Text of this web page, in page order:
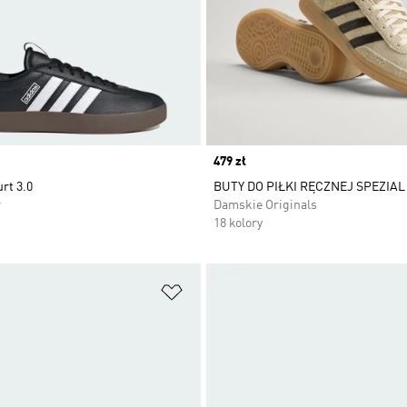
3.0
Price
479 zł
BUTY DO PIŁKI RĘCZNEJ SPEZIAL
Damskie Originals
18 kolory